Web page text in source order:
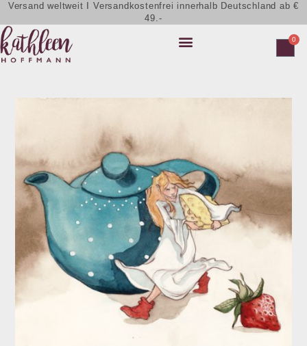
Versand weltweit I Versandkostenfrei innerhalb Deutschland ab €
49.-
0